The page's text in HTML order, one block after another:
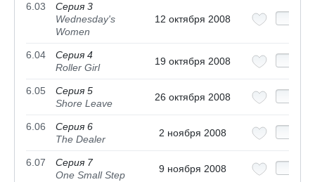
6.03
Серия 3
Wednesday's
Women
12 октября 2008
6.04
Серия 4
Roller Girl
19 октября 2008
6.05
Серия 5
Shore Leave
26 октября 2008
6.06
Серия 6
The Dealer
2 ноября 2008
6.07
Серия 7
One Small Step
9 ноября 2008